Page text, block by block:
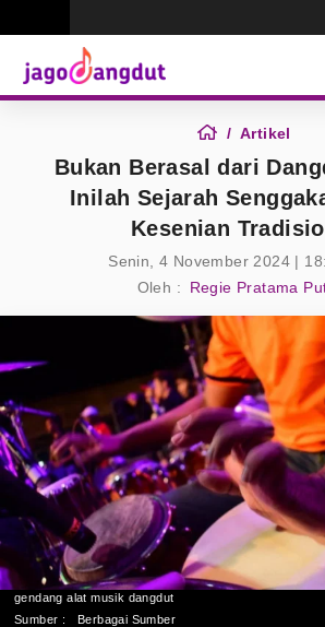
Artikel
Bukan Berasal dari
Inilah Sejarah
Kesenian
Senin, 4 November 2024 |
Oleh :
Regie Pratama
gendang alat musik dangdut
Sumber :
Berbagai Sumber